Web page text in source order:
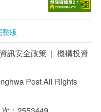
整版
資訊安全政策 | 機構投資
Post All Rights